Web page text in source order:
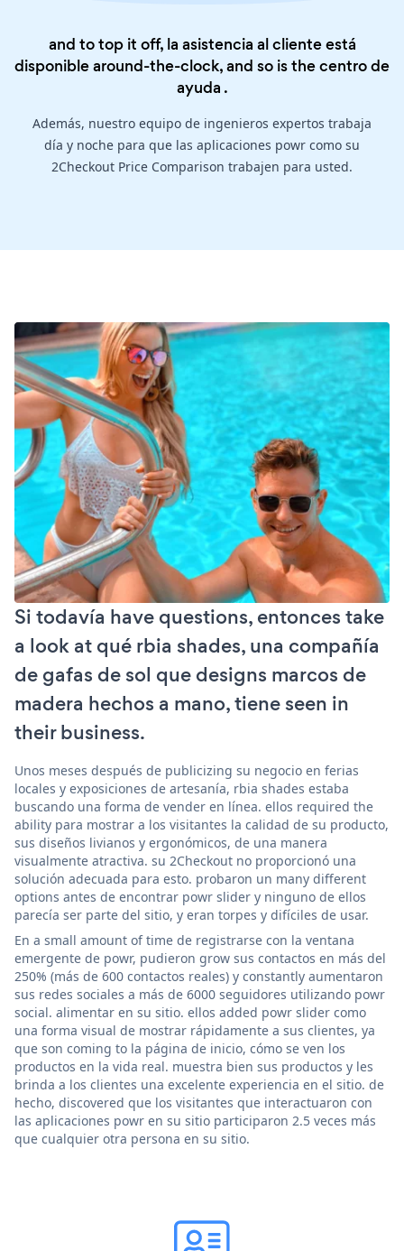
and to top it off, la asistencia al cliente está
disponible around-the-clock, and so is thecentro de
ayuda .
Además, nuestro equipo de ingenieros expertos trabaja
día y noche para que las aplicaciones powr como su
2Checkout Price Comparison trabajen para usted.
Si todavía have questions, entonces take
a look at qué rbia shades, una compañía
de gafas de sol que designs marcos de
madera hechos a mano, tiene seen in
their business.
Unos meses después de publicizing su negocio en ferias
locales y exposiciones de artesanía, rbia shades estaba
buscando una forma de vender en línea. ellos required the
ability para mostrar a los visitantes la calidad de su producto,
sus diseños livianos y ergonómicos, de una manera
visualmente atractiva. su 2Checkout no proporcionó una
solución adecuada para esto. probaron un many different
options antes de encontrar powr slider y ninguno de ellos
parecía ser parte del sitio, y eran torpes y difíciles de usar.
En a small amount of time de registrarse con la ventana
emergente de powr, pudieron grow sus contactos en más del
250% (más de 600 contactos reales) y constantly aumentaron
sus redes sociales a más de 6000 seguidores utilizando powr
social. alimentar en su sitio. ellos added powr slider como
una forma visual de mostrar rápidamente a sus clientes, ya
que son coming to la página de inicio, cómo se ven los
productos en la vida real. muestra bien sus productos y les
brinda a los clientes una excelente experiencia en el sitio. de
hecho, discovered que los visitantes que interactuaron con
las aplicaciones powr en su sitio participaron 2.5 veces más
que cualquier otra persona en su sitio.